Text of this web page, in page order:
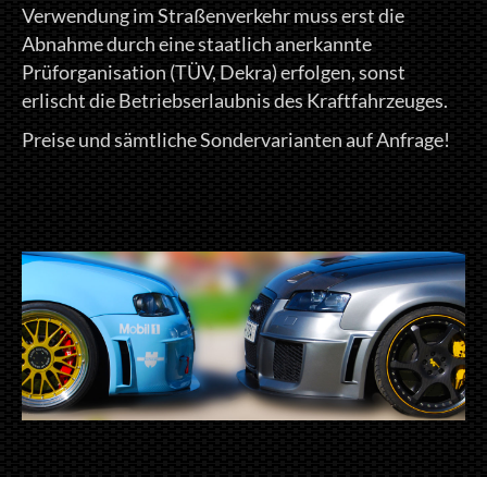
Verwendung im Straßenverkehr muss erst die
Abnahme durch eine staatlich anerkannte
Prüforganisation (TÜV, Dekra) erfolgen, sonst
erlischt die Betriebserlaubnis des Kraftfahrzeuges.
Preise und sämtliche Sondervarianten auf Anfrage!